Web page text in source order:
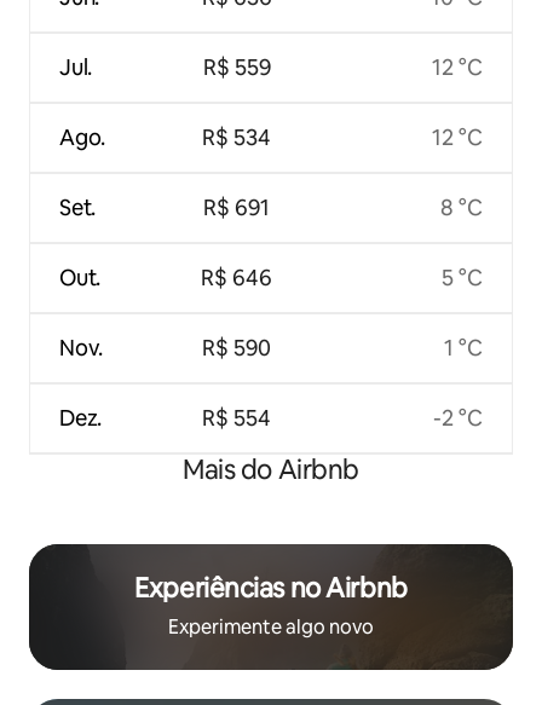
Jul.
Ago.
Set.
Out.
Nov.
Dez.
R$ 559
R$ 534
R$ 691
R$ 646
R$ 590
R$ 554
12 °C
12 °C
8 °C
5 °C
1 °C
-2 °C
Mais do Airbnb
Experiências no Airbnb
Experimente algo novo